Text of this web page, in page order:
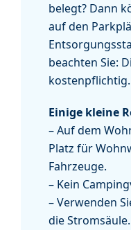
belegt? Dann
auf den
beachten Sie:
kostenpflichtig.
Einige kleine
– Auf dem
Platz für
Fahrzeuge.
– Kein
– Verwenden
die Stromsäule.